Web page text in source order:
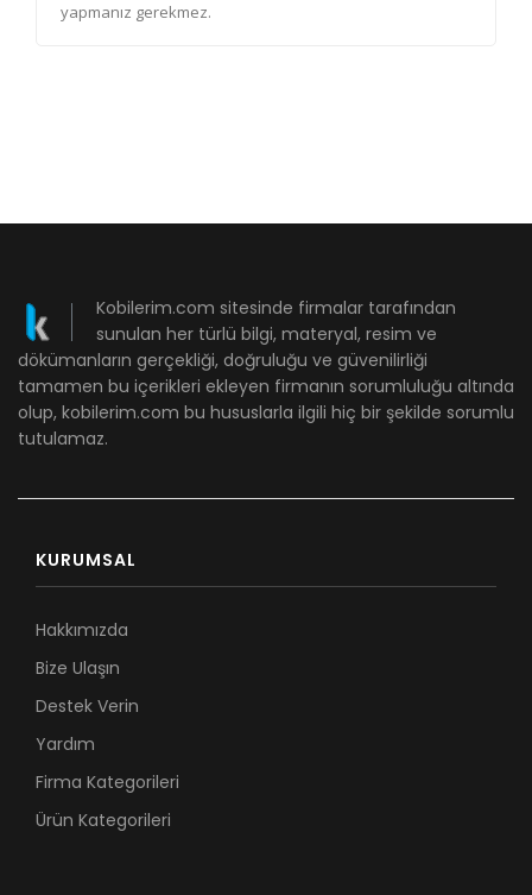
yapmanız gerekmez.
Kobilerim.com sitesinde firmalar tarafından
sunulan her türlü bilgi, materyal, resim ve
dökümanların gerçekliği, doğruluğu ve güvenilirliği
tamamen bu içerikleri ekleyen firmanın sorumluluğu altında
olup, kobilerim.com bu hususlarla ilgili hiç bir şekilde sorumlu
tutulamaz.
KURUMSAL
Hakkımızda
Bize Ulaşın
Destek Verin
Yardım
Firma Kategorileri
Ürün Kategorileri